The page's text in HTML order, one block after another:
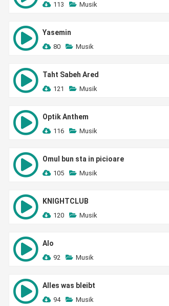
113 Musik
Yasemin
80 Musik
Taht Sabeh Ared
121 Musik
Optik Anthem
116 Musik
Omul bun sta in picioare
105 Musik
KNIGHTCLUB
120 Musik
Alo
92 Musik
Alles was bleibt
94 Musik